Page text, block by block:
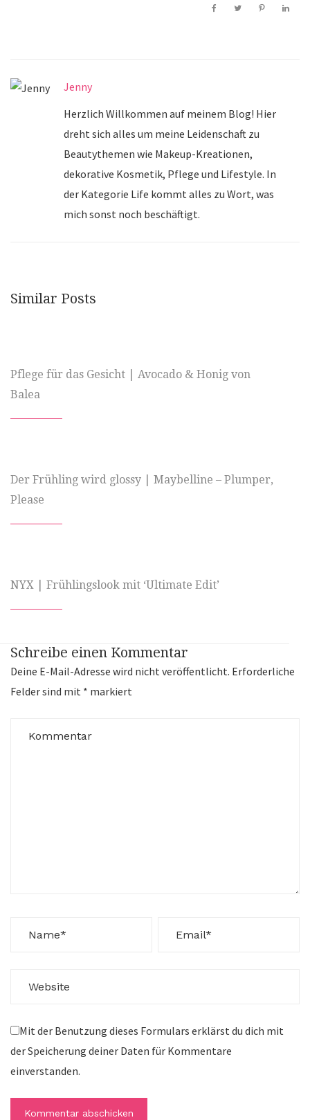
Jenny
Herzlich Willkommen auf meinem Blog! Hier
dreht sich alles um meine Leidenschaft zu
Beautythemen wie Makeup-Kreationen,
dekorative Kosmetik, Pflege und Lifestyle. In
der Kategorie Life kommt alles zu Wort, was
mich sonst noch beschäftigt.
Similar Posts
Pflege für das Gesicht | Avocado & Honig von
Balea
Der Frühling wird glossy | Maybelline – Plumper,
Please
NYX | Frühlingslook mit ‘Ultimate Edit’
Schreibe einen Kommentar
Deine E-Mail-Adresse wird nicht veröffentlicht. Erforderliche
Felder sind mit * markiert
Mit der Benutzung dieses Formulars erklärst du dich mit
der Speicherung deiner Daten für Kommentare
einverstanden.